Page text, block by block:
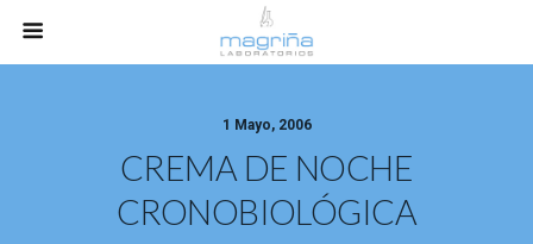
1 Mayo, 2006
CREMA DE NOCHE
CRONOBIOLÓGICA